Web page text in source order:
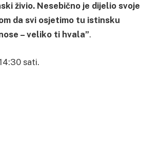
živio. Nesebično je dijelio svoje
da svi osjetimo tu istinsku
– veliko ti hvala”.
sati.